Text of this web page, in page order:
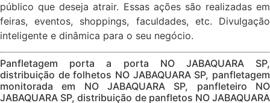
público que deseja atrair. Essas ações são realizadas em
feiras, eventos, shoppings, faculdades, etc. Divulgação
inteligente e dinâmica para o seu negócio.
Panfletagem porta a porta NO JABAQUARA SP,
distribuição de folhetos NO JABAQUARA SP, panfletagem
monitorada em NO JABAQUARA SP, panfleteiro NO
JABAQUARA SP, distribuição de panfletos NO JABAQUARA